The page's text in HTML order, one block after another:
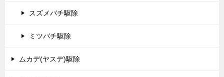
スズメバチ駆除
ミツバチ駆除
ムカデ(ヤスデ)駆除